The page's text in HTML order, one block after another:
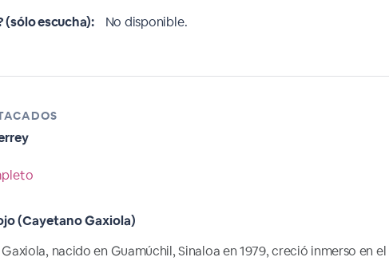
(sólo escucha):
No disponible.
(Cayetano Gaxiola)
nacido en Guamúchil, Sinaloa en 1979, creció inmerso en el